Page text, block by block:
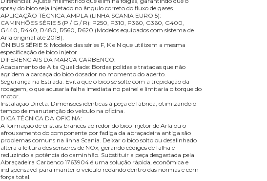
spray do bico seja injetado no ângulo correto do fluxo de gases.
APLICAÇÃO TÉCNICA AMPLA (LINHA SCANIA EURO 5):
CAMINHÕES SÉRIE 5 (P / G / R): P250, P310, P360, G360, G400,
G440, R440, R480, R560, R620 (Modelos equipados com sistema de
Arla original até 2018).
ÔNIBUS SÉRIE 5: Modelos das séries F, K e N que utilizem a mesma
especificação de bico injetor.
DIFERENCIAIS DA MARCA CARBENCO:
Acabamento de Alta Qualidade: Bordas polidas e tratadas que não
agridem a carcaça do bico dosador no momento do aperto.
Segurança na Estrada: Evita que o bico se solte com a trepidação da
rodagem, o que acusaria falha imediata no painel e limitaria o torque do
motor.
Instalação Direta: Dimensões idênticas à peça de fábrica, otimizando o
tempo de manutenção do veículo na oficina.
DICA TÉCNICA DA OFICINA:
A formação de cristais brancos ao redor do bico injetor de Arla ou o
afrouxamento do componente por fadiga da abraçadeira antiga são
problemas comuns na linha Scania. Deixar o bico solto ou desalinhado
altera a leitura dos sensores de NOx, gerando códigos de falha e
reduzindo a potência do caminhão. Substituir a peça desgastada pela
Abraçadeira Carbenco 1763904 é uma solução rápida, econômica e
indispensável para manter o veículo rodando dentro das normas e com
força total.